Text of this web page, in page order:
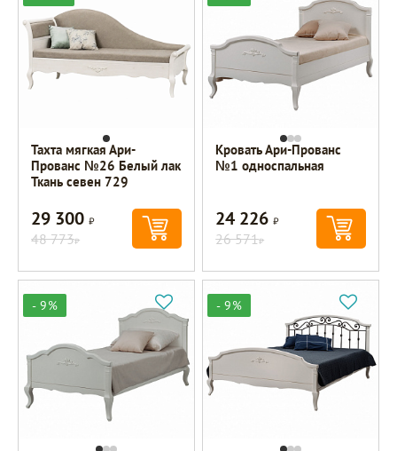
Тахта мягкая Ари-
Прованс №26 Белый лак
Ткань севен 729
29 300Р
48 773Р
Кровать Ари-Прованс
№1 односпальная
24 226Р
26 571Р
- 9% - 9%